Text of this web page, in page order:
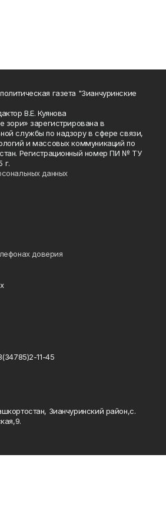
газета "Зианчуринские
В.Е. Куянова
зори» зарегистрирована в
службы по надзору в сфере связи,
и массовых коммуникаций по
Регистрационный номер ПИ № ТУ
г.
данных
доверия
11-45
Зианчуринский район,с.